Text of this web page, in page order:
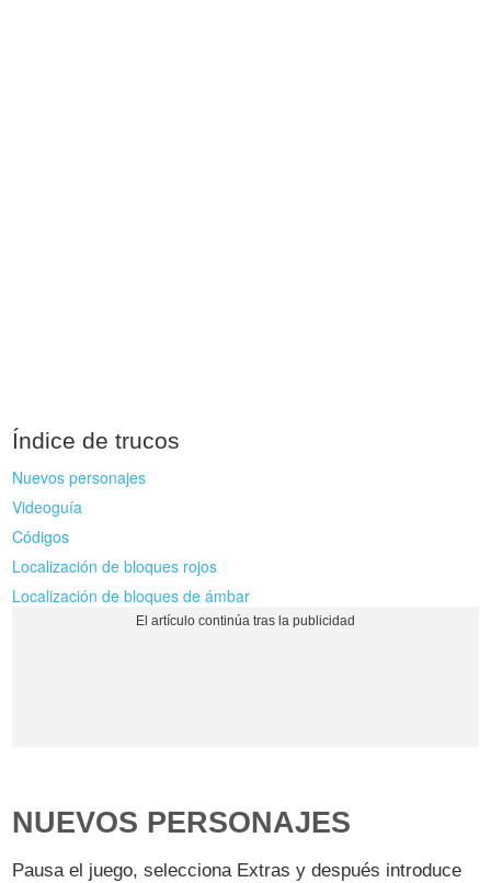
Índice de trucos
Nuevos personajes
Videoguía
Códigos
Localización de bloques rojos
Localización de bloques de ámbar
NUEVOS PERSONAJES
Pausa el juego, selecciona Extras y después introduce